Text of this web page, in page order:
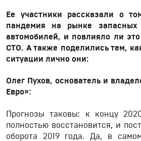
Ее участники рассказали о
пандемия на рынке запасных
автомобилей, и повлияло ли
СТО. А также поделились тем,
ситуации лично они:
Олег Пухов, основатель и
Евро»:
Прогнозы таковы: к концу
полностью восстановится, и
оборота 2019 года. Да, в